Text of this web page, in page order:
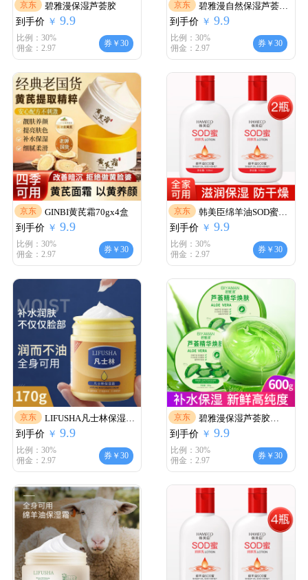
京东
碧雅漫保湿芦荟胶
到手价 ￥ 9.9
比例：30%
佣金：2.97
券￥30
京东
碧雅漫自然保湿芦荟胶
涂抹式
到手价 ￥ 9.9
比例：30%
佣金：2.97
券￥30
京东
GINBI黄芪霜70gx4盒
到手价 ￥ 9.9
比例：30%
佣金：2.97
券￥30
京东
韩美臣绵羊油SOD蜜保
湿霜100mlX2瓶
到手价 ￥ 9.9
比例：30%
佣金：2.97
券￥30
京东
LIFUSHA凡士林保湿霜
润肤乳面霜170gx3瓶
到手价 ￥ 9.9
比例：30%
佣金：2.97
券￥30
京东
碧雅漫保湿芦荟胶
300gX2盒
到手价 ￥ 9.9
比例：30%
佣金：2.97
券￥30